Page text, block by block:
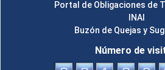
Portal de Obligaciones de
INAI
Buzón de Quejas y
Número de